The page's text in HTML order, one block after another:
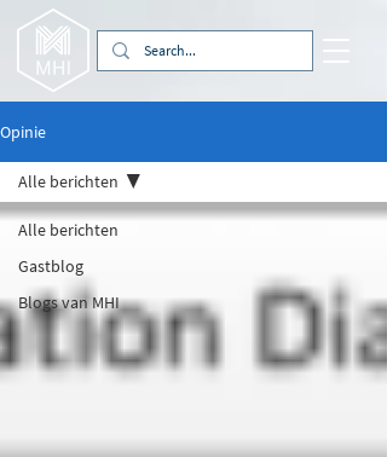
Opinie
Alle berichten
Gastblog
Blogs van MHI
Alle berichten